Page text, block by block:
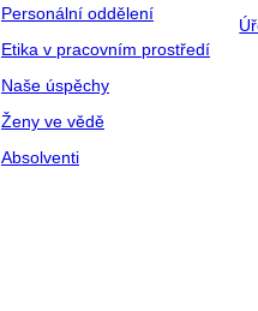
Personální oddělení
Etika v pracovním prostředí
Naše úspěchy
Ženy ve vědě
Absolventi